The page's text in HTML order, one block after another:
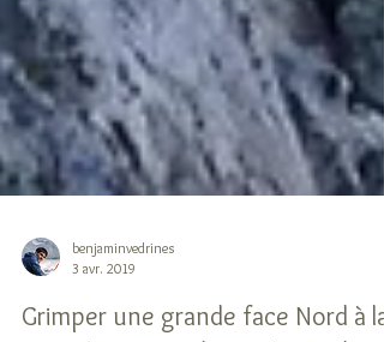
benjaminvedrines